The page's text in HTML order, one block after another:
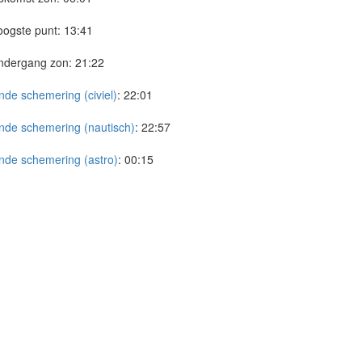
punt: 13:41
zon: 21:22
schemering (civiel): 22:01
schemering (nautisch): 22:57
schemering (astro): 00:15